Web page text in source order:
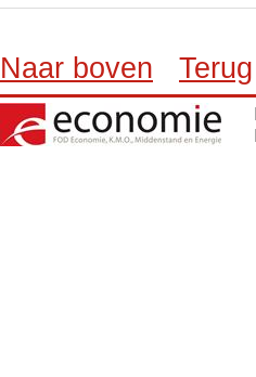
Naar boven Terug